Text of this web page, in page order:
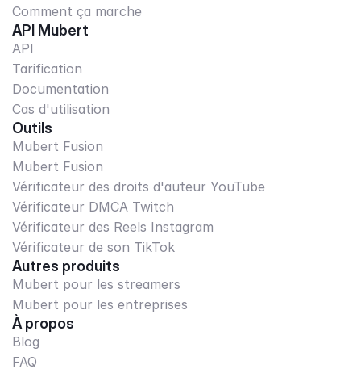
Comment ça marche
API Mubert
API
Tarification
Documentation
Cas d'utilisation
Outils
Mubert Fusion
Mubert Fusion
Vérificateur des droits d'auteur YouTube
Vérificateur DMCA Twitch
Vérificateur des Reels Instagram
Vérificateur de son TikTok
Autres produits
Mubert pour les streamers
Mubert pour les entreprises
À propos
Blog
FAQ